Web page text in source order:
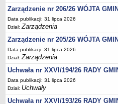
Kompetencje referatów
Regulamin organizacyjny
Regulamin naboru na wolne
Ogłoszenia o naborze na wolne
Lista kandydatów spełniających
wolne stanowiska urzędnicze
Wyniki naboru na wolne
Petycje
Zarządzenie nr 206/26 WÓJTA
Data publikacji: 31 lipca 2026
Dział:Zarządzenia
Zarządzenie nr 205/26 WÓJTA
Data publikacji: 31 lipca 2026
Dział:Zarządzenia
Uchwała nr XXVI/194/26 RADY
Data publikacji: 31 lipca 2026
Dział: Uchwały
Uchwała nr XXVI/193/26 RADY